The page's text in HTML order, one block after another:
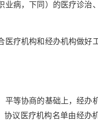
业病，下同）的医疗诊治
医疗机构和经办机构做好
平等协商的基础上，经办
议医疗机构名单由经办